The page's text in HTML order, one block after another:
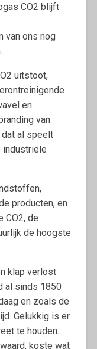
CO2 blijft
van ons nog
uitstoot,
en
van
al speelt
industriële
producten, en
CO2, de
de hoogste
klap verlost
al sinds 1850
en zoals de
Gelukkig is er
te houden.
koste wat